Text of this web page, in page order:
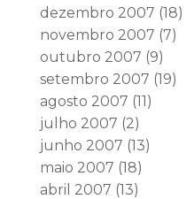
dezembro 2007 (18)
novembro 2007 (7)
outubro 2007 (9)
setembro 2007 (19)
agosto 2007 (11)
julho 2007 (2)
junho 2007 (13)
maio 2007 (18)
abril 2007 (13)